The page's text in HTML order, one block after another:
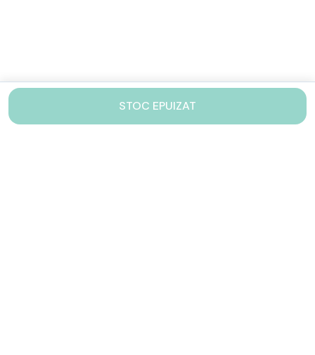
STOC EPUIZAT